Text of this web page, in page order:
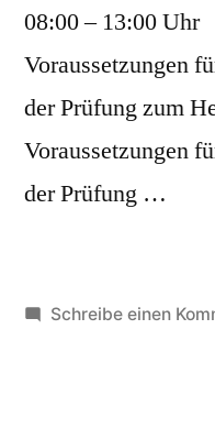
08:00 – 13:00 Uhr
Voraussetzungen
der Prüfung zum
Voraussetzungen
der Prüfung …
Schreibe einen